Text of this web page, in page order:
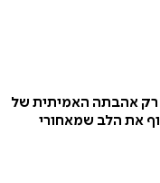
האמיתית של
הלב שמאחורי